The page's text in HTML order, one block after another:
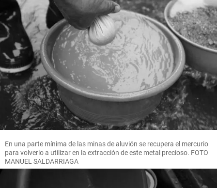
En una parte mínima de las minas de aluvión se recupera el mercurio
para volverlo a utilizar en la extracción de este metal precioso. FOTO
MANUEL SALDARRIAGA